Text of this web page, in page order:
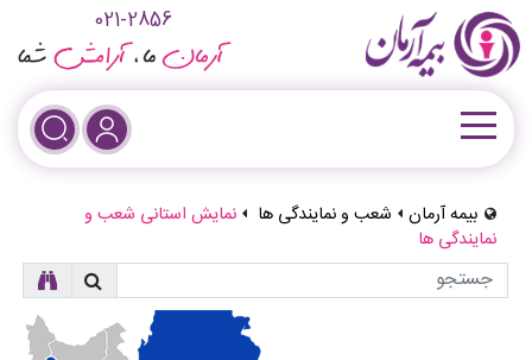
021-2856
بیمه آرمان شعب و نمایندگی ها
نمایش استانی شعب و
نمایندگی ها